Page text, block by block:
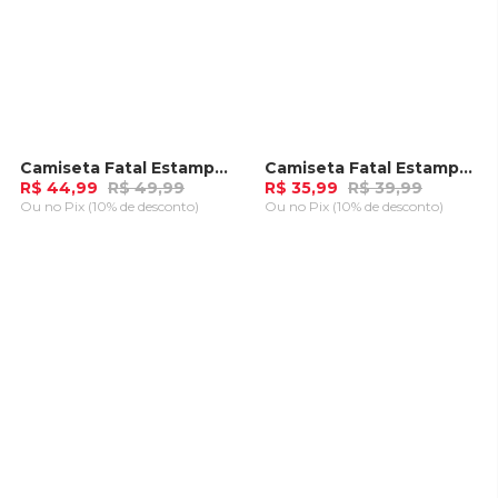
-10%
Camiseta Fatal Estampada Plus Size Azul Marinho
R$ 44,99 R$ 49,99
Ou no Pix (10% de desconto)
-10%
Camiseta Fatal Estampada Marrom
R$ 35,99 R$ 39,99
Ou no Pix (10% de desconto)